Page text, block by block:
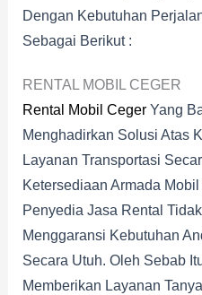
Dengan Kebutuhan
Sebagai Berikut :
RENTAL MOBIL CEGER
Rental Mobil CegerYang
Menghadirkan Solusi Atas
Layanan Transportasi
Ketersediaan Armada
Penyedia Jasa Rental
Menggaransi Kebutuhan
Secara Utuh. Oleh Sebab
Memberikan Layanan